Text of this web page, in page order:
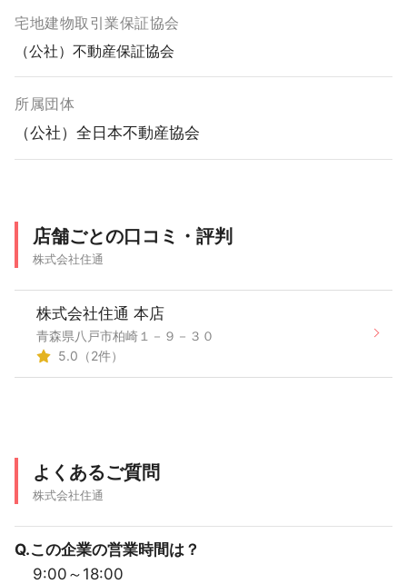
宅地建物取引業保証協会
（公社）不動産保証協会
所属団体
（公社）全日本不動産協会
店舗ごとの口コミ・評判
株式会社住通
株式会社住通 本店
青森県八戸市柏崎１－９－３０
5.0（2件）
よくあるご質問
株式会社住通
Q.この企業の営業時間は？
9:00～18:00